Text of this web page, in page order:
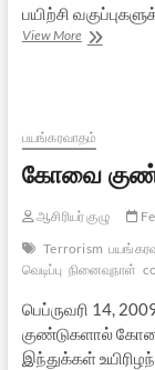
பயிற்சி
View Moreமதானி:
–
2
பயங்கரவாதம்
கோவை
ஆசிரியர் குழு
Terrorism
வெடிப்பு நினைவுநாள்
பெப்ருவரி 14,
குண்டுகளால்
இந்துக்கள்